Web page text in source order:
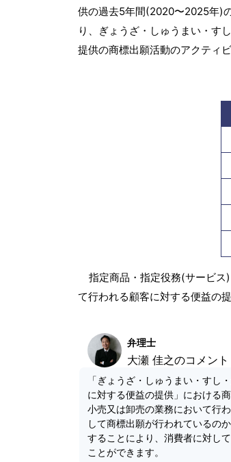
供の過去5年間(2020〜2025年)
り、ぎょうざ・しゅうまい・す
提供の商標出願活動のアクティ
指定商品・指定役務(サービ
て行われる顧客に対する便益の
弁理士
大瀬 佳之のコメント
「ぎょうざ・しゅうまい・すし
に対する便益の提供」における
小売又は卸売の業務において行
して商標出願が行われているの
することにより、消費者に対し
ことができます。